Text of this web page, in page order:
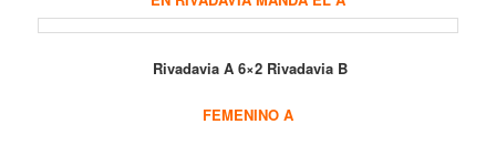
Rivadavia A 6×2 Rivadavia B
FEMENINO A